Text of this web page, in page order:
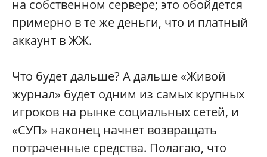
на собственном сервере; это обойдется
примерно в те же деньги, что и платный
аккаунт в ЖЖ.
Что будет дальше? А дальше «Живой
журнал» будет одним из самых крупных
игроков на рынке социальных сетей, и
«СУП» наконец начнет возвращать
потраченные средства. Полагаю, что